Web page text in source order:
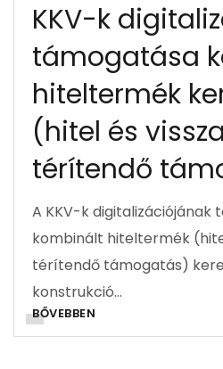
KKV-k
támogatása
hiteltermék
(hitel és
térítendő
A KKV-k digitalizációjának
kombinált hiteltermék
térítendő támogatás)
konstrukció…
BŐVEBBEN